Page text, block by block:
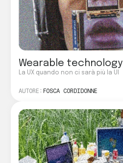
Wearable technology
La UX quando non ci sarà più la UI
AUTORE: FOSCA CORDIDONNE